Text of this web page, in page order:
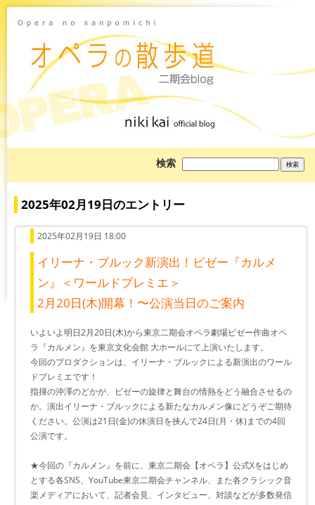
検索
を
索:
2025年02月19日のエントリー
2025年02月19日 18:00
イリーナ・ブルック新演出！ビゼー『カルメ
ン』＜ワールドプレミエ＞
2月20日(木)開幕！〜公演当日のご案内
いよいよ明日2月20日(木)から東京二期会オペラ劇場ビゼー作曲オペ
ラ『カルメン』を東京文化会館 大ホールにて上演いたします。
今回のプロダクションは、イリーナ・ブルックによる新演出のワール
ドプレミエです！
指揮の沖澤のどかが、ビゼーの旋律と舞台の情熱をどう融合させるの
か。演出イリーナ・ブルックによる新たなカルメン像にどうぞご期待
ください。公演は21日(金)の休演日を挟んで24日(月・休)までの4回
公演です。
★今回の『カルメン』を前に、東京二期会【オペラ】公式Xをはじめ
とする各SNS、YouTube東京二期会チャンネル、また各クラシック音
楽メディアにおいて、記者会見、インタビュー、対談などが多数発信